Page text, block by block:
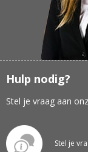
Hulp nodig?
Stel je vraag aan
Stel je